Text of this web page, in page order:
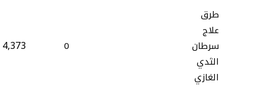
طرق
علاج
سرطان
الثدي
الغازي
0
4,373